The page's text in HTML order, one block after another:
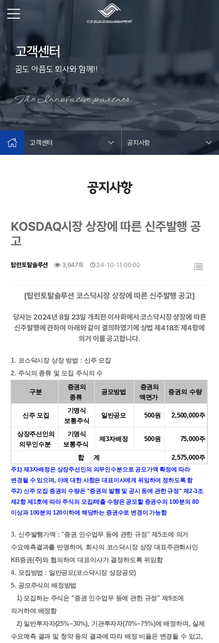
고객센터
꿈도 아픔도 회사와 함께!!
The Innovative partner
고객센터 공지사항
공지사항
KOSDAQ시장 상장에 따른 신주발행 공
고
탑런토탈솔루션 3,947회 24-10-11 00:00
[탑런토탈솔루션 코스닥시장 상장에 따른 신주발행 공고]
당사는 2024년 8월 23일 개최한 이사회에서 코스닥시장 상장에 따른
신주발행에 관하여 아래와 같이 결의하였기에 상법 제418조 제4항에
의거 이를 공고합니다.
1. 코스닥시장 상장 방법 : 신주 모집
2. 주식의 종류 및 모집 주식의 수
구분
증권의
종류
공모방법
증권의
액면가
증권의 수량
신주 모집
기명식
보통주식
일반공모 500원 2,500,000주
상장주선인의
의무인수분
기명식
보통주식
제3자배정 500원 75,000주
합 계 2,575,000주
주1) 제3자배정은 상장주선인의 의무인수분으로 공모가액 확정에 따라
변경될 수 있으며, 이에 대한 사항은 대표이사에게 위임하여 정하도록 함
주2) 신주 모집 증권의 수량은 "증권의 발행 및 공시 등에 관한 규정" 제2-3조
제2항 제1호에 따라 주식의 모집/매출 수량은 공모할 증권수의 100분의 80
이상과 100분의 120이하에 해당하는 증권수로 변경이 가능함
3. 신주발행가액 : "증권 인수업무 등에 관한 규정" 제5조에 의거
수요예측결과를 반영하여, 회사의 코스닥시장 상장 대표주관회사인
KB증권(주)와 협의하여 대표이사가 결정하도록 위임함
4. 모집방법 : 일반공모(코스닥시장 상장공모)
5. 공모주식의 배정방법
1) 모집하는 주식은 "증권 인수업무 등에 관한 규정" 제9조에
의거하여 배정함
2) 일반투자자(25%~30%), 기관투자자(70%~75%)에 배정하며, 실제
수요예측 결과 및 청약 등의 결과에 따라 배정 비율은 변경될 수 있고,